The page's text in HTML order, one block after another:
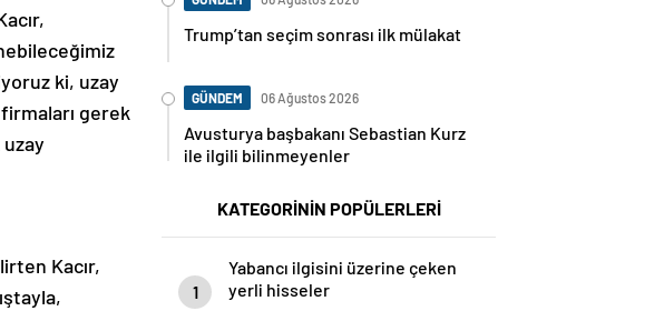
ki, uzay
gerek
Kacır,
Trump’tan seçim sonrası ilk mülakat
GÜNDEM 06 Ağustos 2026
Avusturya başbakanı Sebastian Kurz
ile ilgili bilinmeyenler
KATEGORİNİN POPÜLERLERİ
1
Yabancı ilgisini üzerine çeken
yerli hisseler